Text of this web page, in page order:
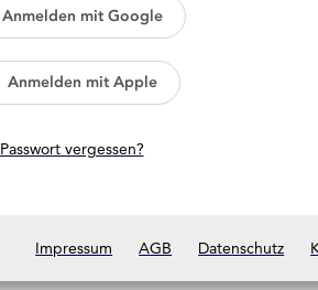
Anmelden mit Google
Anmelden mit Apple
Passwort vergessen?
Impressum AGB Datenschutz